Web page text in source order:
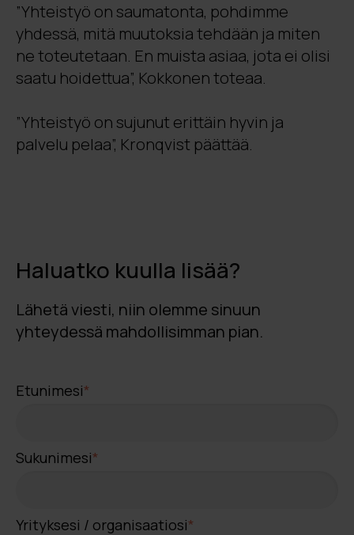
”Yhteistyö on saumatonta, pohdimme
yhdessä, mitä muutoksia tehdään ja miten
ne toteutetaan. En muista asiaa, jota ei olisi
saatu hoidettua”, Kokkonen toteaa.
”Yhteistyö on sujunut erittäin hyvin ja
palvelu pelaa”, Kronqvist päättää.
Haluatko kuulla lisää?
Lähetä viesti, niin olemme sinuun
yhteydessä mahdollisimman pian.
Etunimesi*
Sukunimesi*
Yrityksesi / organisaatiosi*